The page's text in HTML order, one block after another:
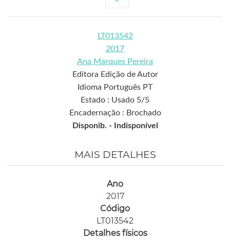
LT013542
2017
Ana Marques Pereira
Editora Edição de Autor
Idioma Português PT
Estado : Usado 5/5
Encadernação : Brochado
Disponib. -
Indisponível
MAIS DETALHES
Ano
2017
Código
LT013542
Detalhes físicos